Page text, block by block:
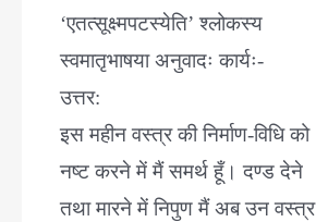
‘एतत्सूक्ष्मपटस्येति’ श्लोकस्य
स्वमातृभाषया अनुवादः कार्यः-
उत्तर:
इस महीन वस्त्र की निर्माण-विधि को
नष्ट करने में मैं समर्थ हूँ। दण्ड देने
तथा मारने में निपुण मैं अब उन वस्त्र